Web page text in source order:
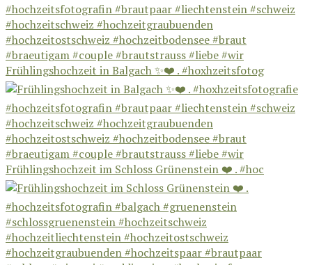
Frühlingshochzeit in Balgach ✨❤️ . #hoxhzeitsfotog
Frühlingshochzeit im Schloss Grünenstein ❤️ . #hoc